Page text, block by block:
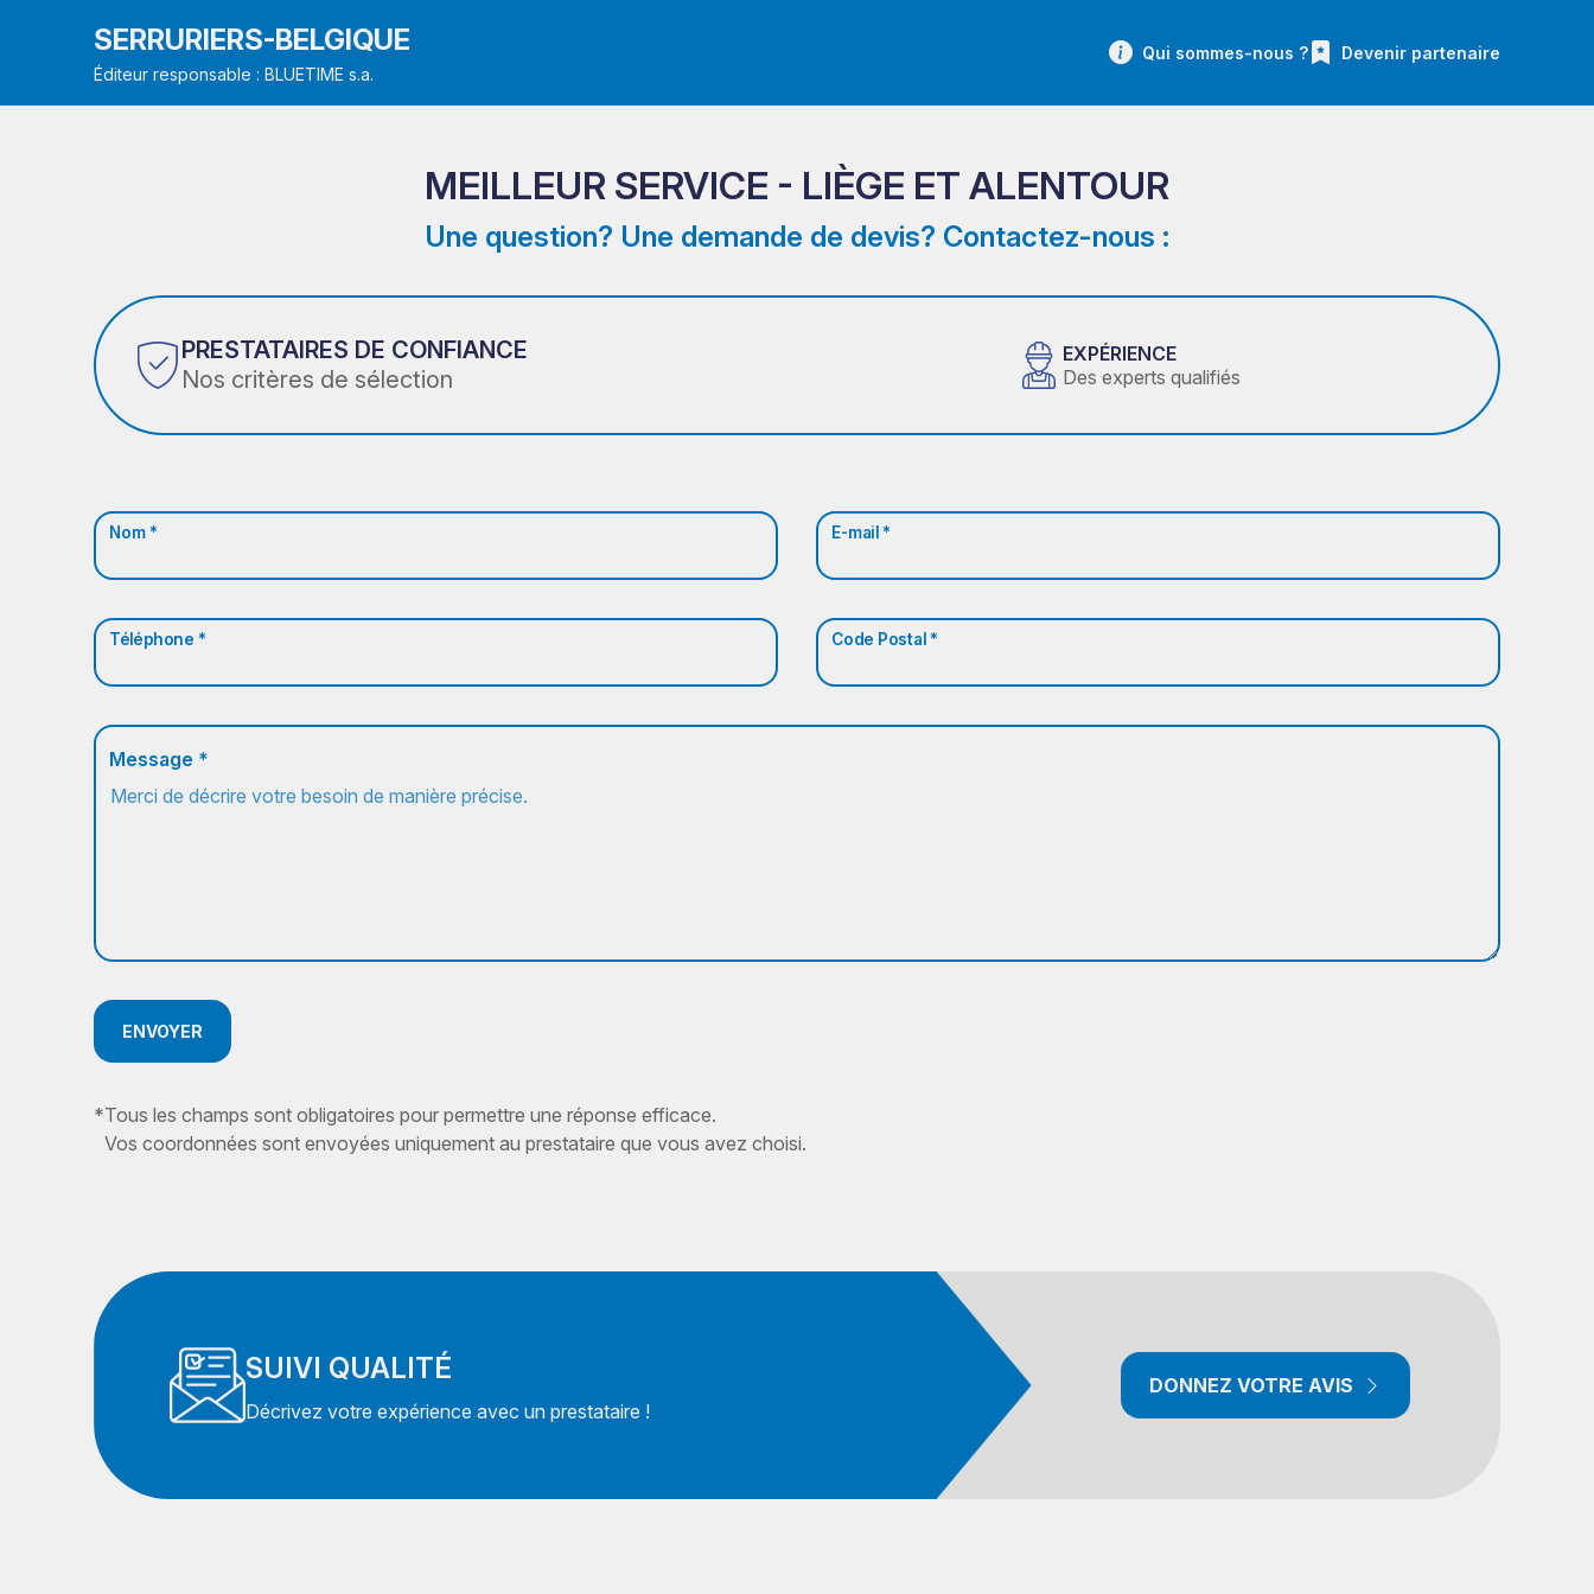
SERRURIERS-BELGIQUE
Éditeur responsable : BLUETIME s.a.
Qui sommes-nous ? Devenir partenaire
MEILLEUR SERVICE - LIÈGE ET ALENTOUR
Une question? Une demande de devis? Contactez-nous :
PRESTATAIRES DE CONFIANCE
Nos critères de sélection
EXPÉRIENCE
Des experts qualifiés
Nom * E-mail *
Téléphone * Code Postal *
Message *
ENVOYER
*Tous les champs sont obligatoires pour permettre une réponse efficace.
Vos coordonnées sont envoyées uniquement au prestataire que vous avez choisi.
SUIVI QUALITÉ
Décrivez votre expérience avec un prestataire !
DONNEZ VOTRE AVIS